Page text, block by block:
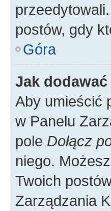
postów, gdy
Góra
Jak
Aby umieścić
w Panelu
pole Dołącz
niego.
Twoich
Zarządzania